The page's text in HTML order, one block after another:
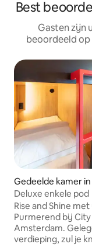
Best
Gasten zijn
beoordeeld op
Gedeelde kamer
end
Deluxe enkele pod
Rise and Shine
Purmerend bij
Amsterdam.
verdieping, zul je